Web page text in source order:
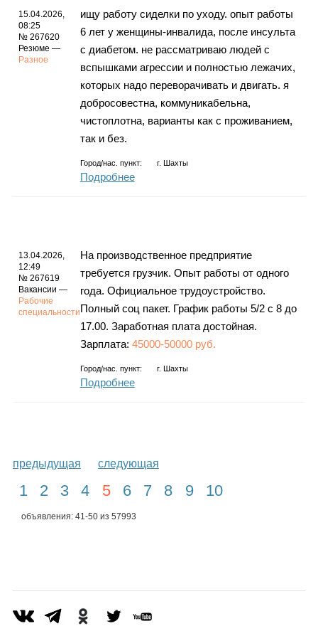
15.04.2026,
08:25
№ 267620
Резюме —
Разное
ищу работу сиделки по уходу. опыт работы
6 лет у женщины-инвалида, после инсульта
с диабетом. не рассматриваю людей с
вспышками агрессии и полностью лежачих,
которых надо переворачивать и двигать. я
добросовестна, коммуникабельна,
чистоплотна, варианты как с проживанием,
так и без.
Город/нас. пункт: г. Шахты
Подробнее
13.04.2026,
12:49
№ 267619
Вакансии —
Рабочие
специальности
На производственное предприятие
требуется грузчик. Опыт работы от одного
года. Официальное трудоустройство.
Полный соц пакет. График работы 5/2 с 8 до
17.00. Заработная плата достойная.
Зарплата: 45000-50000 руб.
Город/нас. пункт: г. Шахты
Подробнее
предыдущая следующая
1 2 3 4 5 6 7 8 9 10
объявления: 41-50 из 57993